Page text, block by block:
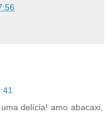
delícia! amo abacaxi,